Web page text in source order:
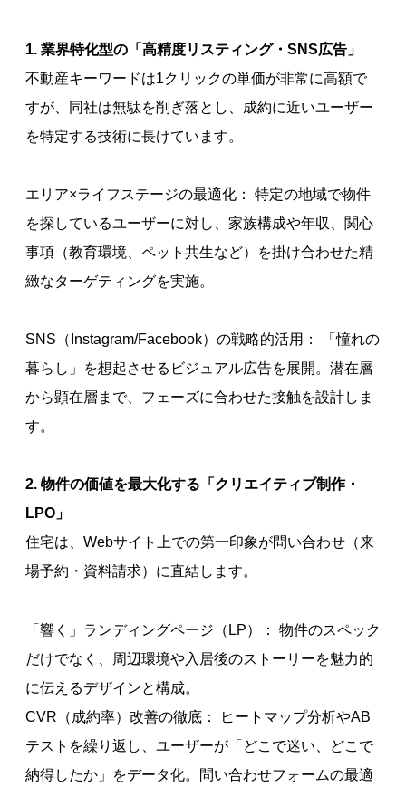
1. 業界特化型の「高精度リスティング・SNS広告」
不動産キーワードは1クリックの単価が非常に高額で
すが、同社は無駄を削ぎ落とし、成約に近いユーザー
を特定する技術に長けています。
エリア×ライフステージの最適化： 特定の地域で物件
を探しているユーザーに対し、家族構成や年収、関心
事項（教育環境、ペット共生など）を掛け合わせた精
緻なターゲティングを実施。
SNS（Instagram/Facebook）の戦略的活用： 「憧れの
暮らし」を想起させるビジュアル広告を展開。潜在層
から顕在層まで、フェーズに合わせた接触を設計しま
す。
2. 物件の価値を最大化する「クリエイティブ制作・
LPO」
住宅は、Webサイト上での第一印象が問い合わせ（来
場予約・資料請求）に直結します。
「響く」ランディングページ（LP）： 物件のスペック
だけでなく、周辺環境や入居後のストーリーを魅力的
に伝えるデザインと構成。
CVR（成約率）改善の徹底： ヒートマップ分析やAB
テストを繰り返し、ユーザーが「どこで迷い、どこで
納得したか」をデータ化。問い合わせフォームの最適